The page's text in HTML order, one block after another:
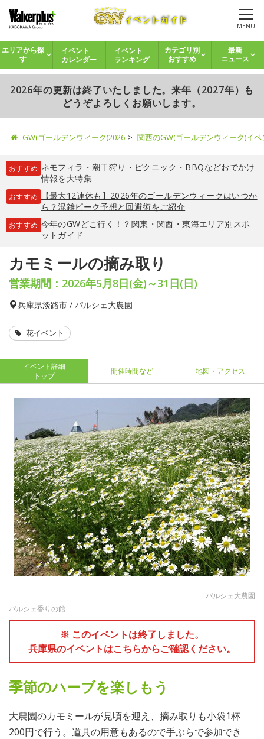
MENU
エリアから探
す
イベント
カレンダー
イベント
ランキング
カテゴリ別
おすすめ
最新
ニュース
2026年の更新は終了いたしました。来年（2027年）も
どうぞよろしくお願いします。
GW(ゴールデンウィーク)2026 関西のGW(ゴールデンウィーク)イ
おすすめ ネモフィラ ・ 潮干狩り ・ ピクニック ・ BBQなどおでかけ
情報を大特集
おすすめ
【最大12連休も】2026年のゴールデンウィークはいつか
ら？混雑ピーク予想と回避術をご紹介
おすすめ 今年のGWどこ行く！？関東・関西・東海エリア別スポ
ットガイド
カモミールの摘み取り
営業期間：2026年5月8日(金)～31日(日)
兵庫県淡路市 / パルシェ大農園
花イベント
イベント詳細
トップ
開催時間など 地図・アクセス
パルシェ大農園
パルシェ香りの館
※ このイベントは終了しました。
兵庫県のイベントはこちらからご確認ください。
季節のハーブを楽しもう
大農園のカモミールが見頃を迎え、摘み取りも小袋1杯
200円で行う。道具の用意もあるので手ぶらで参加でき